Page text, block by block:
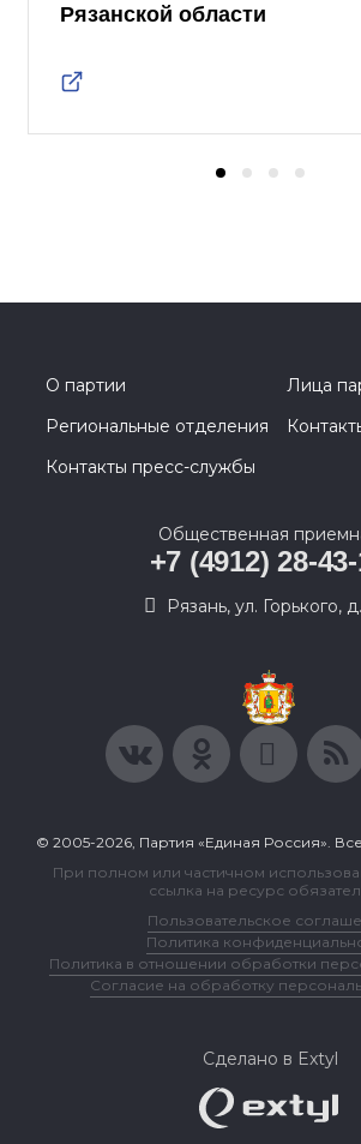
Рязанской области
О партии
Лица
Региональные отделения
Контакты пресс-службы
Общественная
+7 (4912) 28-
Рязань, ул. Горького,
© 2005-2026, Партия «Единая Россия».
При полном или частичном
ссылка на ресурс
Пользовательское
Политика
Политика в отношении обработки
Согласие на обработку
Сделано в Extyl